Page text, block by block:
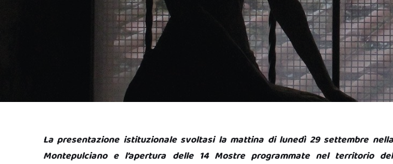
La presentazione istituzionale svoltasi la mattina di lunedì 29 settembre
Montepulciano e l’apertura delle 14 Mostre programmate nel territorio